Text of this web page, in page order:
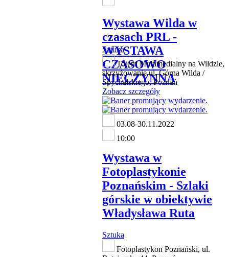
Wystawa Wilda w
czasach PRL -
WYSTAWA
CZASOWO
NIECZYNNA
Sztuka
Totem Multimedialny na Wildzie,
skrzyżowanie ul. Górna Wilda /
Spychalskiego, Poznań
Zobacz szczegóły
03.08-30.11.2022
10:00
Wystawa w
Fotoplastykonie
Poznańskim - Szlaki
górskie w obiektywie
Władysława Ruta
Sztuka
Fotoplastykon Poznański, ul.